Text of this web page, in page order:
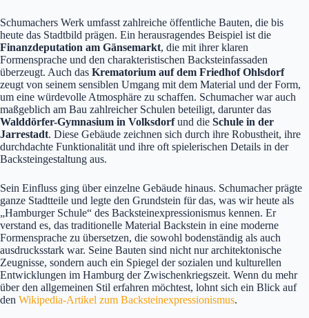
Schumachers Werk umfasst zahlreiche öffentliche Bauten, die bis
heute das Stadtbild prägen. Ein herausragendes Beispiel ist die
Finanzdeputation am Gänsemarkt, die mit ihrer klaren
Formensprache und den charakteristischen Backsteinfassaden
überzeugt. Auch das Krematorium auf dem Friedhof Ohlsdorf
zeugt von seinem sensiblen Umgang mit dem Material und der Form,
um eine würdevolle Atmosphäre zu schaffen. Schumacher war auch
maßgeblich am Bau zahlreicher Schulen beteiligt, darunter das
Walddörfer-Gymnasium in Volksdorfund die Schule in der
Jarrestadt. Diese Gebäude zeichnen sich durch ihre Robustheit, ihre
durchdachte Funktionalität und ihre oft spielerischen Details in der
Backsteingestaltung aus.
Sein Einfluss ging über einzelne Gebäude hinaus. Schumacher prägte
ganze Stadtteile und legte den Grundstein für das, was wir heute als
„Hamburger Schule“ des Backsteinexpressionismus kennen. Er
verstand es, das traditionelle Material Backstein in eine moderne
Formensprache zu übersetzen, die sowohl bodenständig als auch
ausdrucksstark war. Seine Bauten sind nicht nur architektonische
Zeugnisse, sondern auch ein Spiegel der sozialen und kulturellen
Entwicklungen im Hamburg der Zwischenkriegszeit. Wenn du mehr
über den allgemeinen Stil erfahren möchtest, lohnt sich ein Blick auf
den Wikipedia-Artikel zum Backsteinexpressionismus.